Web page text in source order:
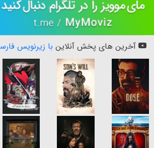
آخرین های پخش آنلاین با زیرنویس